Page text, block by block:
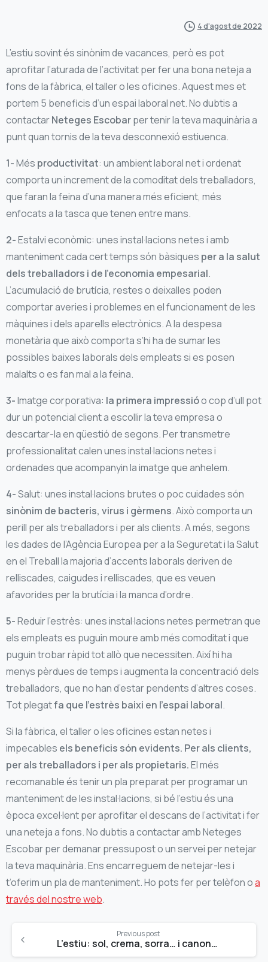
4 d'agost de 2022
L’estiu sovint és sinònim de vacances, però es pot
aprofitar l’aturada de l’activitat per fer una bona neteja a
fons de la fàbrica, el taller o les oficines. Aquest mes et
portem 5 beneficis d’un espai laboral net. No dubtis a
contactarNeteges Escobarper tenir la teva maquinària a
punt quan tornis de la teva desconnexió estiuenca.
1-Més productivitat: un ambient laboral net i ordenat
comporta un increment de la comoditat dels treballadors,
que faran la feina d’una manera més eficient, més
enfocats a la tasca que tenen entre mans.
2-Estalvi econòmic: unes instal·lacions netes i amb
manteniment cada cert temps són bàsiques per a la salut
dels treballadors i de l’economia empesarial.
L’acumulació de brutícia, restes o deixalles poden
comportar averies i problemes en el funcionament de les
màquines i dels aparells electrònics. A la despesa
monetària que això comporta s’hi ha de sumar les
possibles baixes laborals dels empleats si es posen
malalts o es fan mal a la feina.
3-Imatge corporativa: la primera impressióo cop d’ull pot
dur un potencial client a escollir la teva empresa o
descartar-la en qüestió de segons. Per transmetre
professionalitat calen unes instal·lacions netes i
ordenades que acompanyin la imatge que anhelem.
4-Salut: unes instal·lacions brutes o poc cuidades són
sinònim de bacteris, virus i gèrmens. Això comporta un
perill per als treballadors i per als clients. A més, segons
les dades de l’Agència Europea per a la Seguretat i la Salut
en el Treball la majoria d’accents laborals deriven de
relliscades, caigudes i relliscades, que es veuen
afavorides per la brutícia i la manca d’ordre.
5-Reduir l’estrès: unes instal·lacions netes permetran que
els empleats es puguin moure amb més comoditat i que
puguin trobar ràpid tot allò que necessiten. Així hi ha
menys pèrdues de temps i augmenta la concentració dels
treballadors, que no han d’estar pendents d’altres coses.
Tot plegatfa que l’estrès baixi en l’espai laboral.
Si la fàbrica, el taller o les oficines estan netes i
impecables els beneficis són evidents. Per als clients,
per als treballadors i per als propietaris.El més
recomanable és tenir un pla preparat per programar un
manteniment de les instal·lacions, si bé l’estiu és una
època excel·lent per aprofitar el descans de l’activitat i fer
una neteja a fons. No dubtis a contactar amb Neteges
Escobar per demanar pressupost o un servei per netejar
la teva maquinària. Ens encarreguem de netejar-les i
t’oferim un pla de manteniment. Ho pots fer per telèfon oa
través del nostre web.
Reading
Previous post
L’estiu: sol, crema, sorra… i canonades embossades